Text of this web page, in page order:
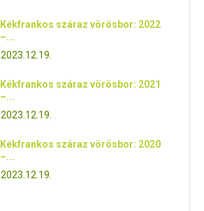
Kékfrankos száraz vörösbor: 2022
–...
2023.12.19.
Kékfrankos száraz vörösbor: 2021
–...
2023.12.19.
Kékfrankos száraz vörösbor: 2020
–...
2023.12.19.